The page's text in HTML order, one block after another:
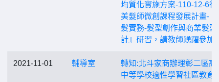
均質化實施方案-110-12-6行
美髮師微創課程發展計畫-『
髮實務-髮型創作與商業髮型
計』研習，請教師踴躍參加
2021-11-01 輔導室
轉知:北斗家商辦理彰二區高
中等學校適性學習社區教育